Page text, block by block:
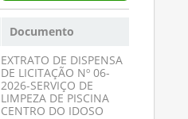
Documento
EXTRATO DE DISPENSA
DE LICITAÇÃO Nº 06-
2026-SERVIÇO DE
LIMPEZA DE PISCINA
CENTRO DO IDOSO